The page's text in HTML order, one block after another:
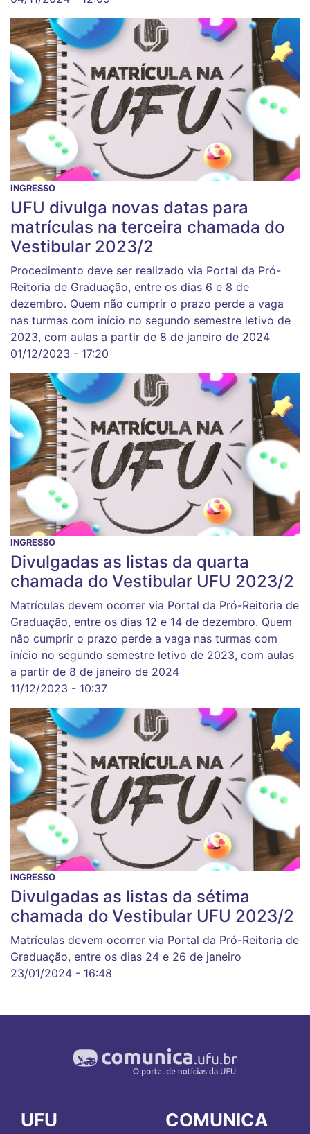
INGRESSO
UFU divulga novas datas para
matrículas na terceira chamada do
Vestibular 2023/2
Procedimento deve ser realizado via Portal da Pró-
Reitoria de Graduação, entre os dias 6 e 8 de
dezembro. Quem não cumprir o prazo perde a vaga
nas turmas com início no segundo semestre letivo de
2023, com aulas a partir de 8 de janeiro de 2024
01/12/2023 - 17:20
INGRESSO
Divulgadas as listas da quarta
chamada do Vestibular UFU 2023/2
Matrículas devem ocorrer via Portal da Pró-Reitoria de
Graduação, entre os dias 12 e 14 de dezembro. Quem
não cumprir o prazo perde a vaga nas turmas com
início no segundo semestre letivo de 2023, com aulas
a partir de 8 de janeiro de 2024
11/12/2023 - 10:37
INGRESSO
Divulgadas as listas da sétima
chamada do Vestibular UFU 2023/2
Matrículas devem ocorrer via Portal da Pró-Reitoria de
Graduação, entre os dias 24 e 26 de janeiro
23/01/2024 - 16:48
UFU COMUNICA